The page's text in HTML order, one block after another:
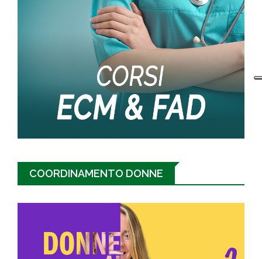
COORDINAMENTO DONNE